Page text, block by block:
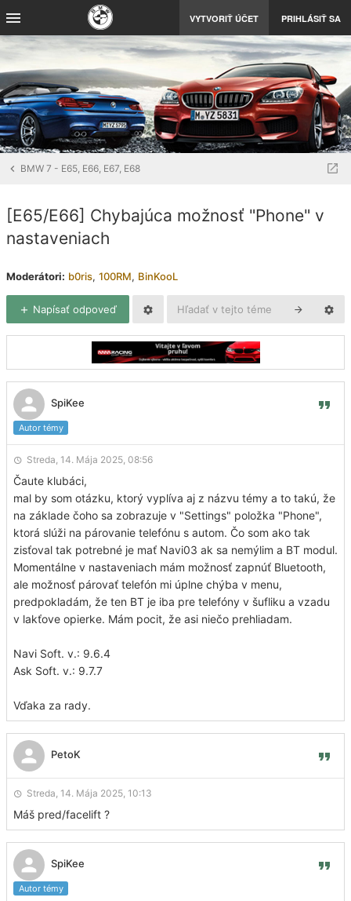
VYTVORIŤ ÚČET PRIHLÁSIŤ SA
BMW 7 - E65, E66, E67, E68
[E65/E66] Chybajúca možnosť "Phone" v
nastaveniach
Moderátori: b0ris, 100RM, BinKooL
Napísať odpoveď
SpiKee
Autor témy
Streda, 14. Mája 2025, 08:56
Čaute klubáci,
mal by som otázku, ktorý vyplíva aj z názvu témy a to takú, že
na základe čoho sa zobrazuje v "Settings" položka "Phone",
ktorá slúži na párovanie telefónu s autom. Čo som ako tak
zisťoval tak potrebné je mať Navi03 ak sa nemýlim a BT modul.
Momentálne v nastaveniach mám možnosť zapnúť Bluetooth,
ale možnosť párovať telefón mi úplne chýba v menu,
predpokladám, že ten BT je iba pre telefóny v šufliku a vzadu
v lakťove opierke. Mám pocit, že asi niečo prehliadam.
Navi Soft. v.: 9.6.4
Ask Soft. v.: 9.7.7
Vďaka za rady.
PetoK
Streda, 14. Mája 2025, 10:13
Máš pred/facelift ?
SpiKee
Autor témy